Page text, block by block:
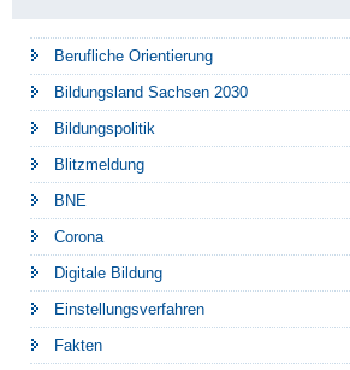
Berufliche Orientierung
Bildungsland Sachsen 2030
Bildungspolitik
Blitzmeldung
BNE
Corona
Digitale Bildung
Einstellungsverfahren
Fakten